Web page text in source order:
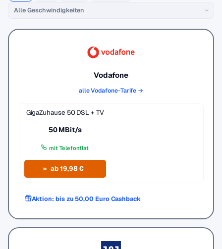
Vodafone
alle Vodafone-Tarife →
GigaZuhause 50 DSL + TV
50 MBit/s
mit Telefonflat
ab 19,98 €
Aktion: bis zu 50,00 Euro Cashback